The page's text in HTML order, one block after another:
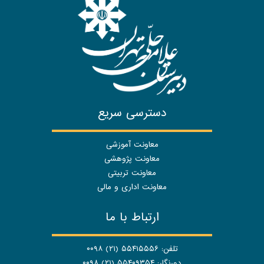
دسترسی سریع
معاونت آموزشی
معاونت پژوهشی
معاونت تربیتی
معاونت اداری و مالی
ارتباط با ما
تلفن: ۵۵۴۱۵۵۵۶ (۲۱) ۰۰۹۸